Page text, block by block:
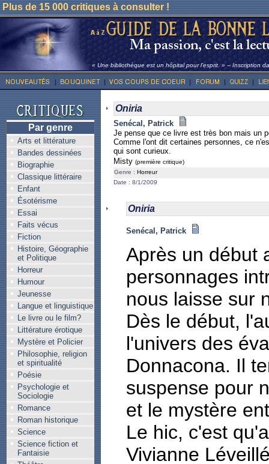
Plus de 15 000 critiques à consulter !
« Une bibliothèque est un hôpital pour l’esprit. » -- Inscription
Par genre
Arts et littérature
Bandes dessinées
Biographie
Classique littéraire
Enfant
Ésotérisme
Essai
Faits vécus
Fiction
Histoire, Géographie
et Politique
Horreur
Humour
Jeunesse
Langue et linguistique
Le livre ou le film?
Littérature érotique
Mystère et Policier
Philosophie, religion
et spiritualité
Poésie
Psychologie et
Sociologie
Romance
Roman historique
Science
Science fiction et
Fantaisie
Oniria
Senécal, Patrick
Je pense que ce livre est très bon mais un
Comme l'ont dit certaines personnes, ce
qui sont curieux.
Misty (première critique)
Genre : Horreur
Date : 8/1/2009
Oniria
Senécal, Patrick
Après un début
personnages
nous laisse sur
Dès le début,
l'univers des
Donnacona. Il
suspense pour
et le mystère
Le hic, c'est
Vivianne